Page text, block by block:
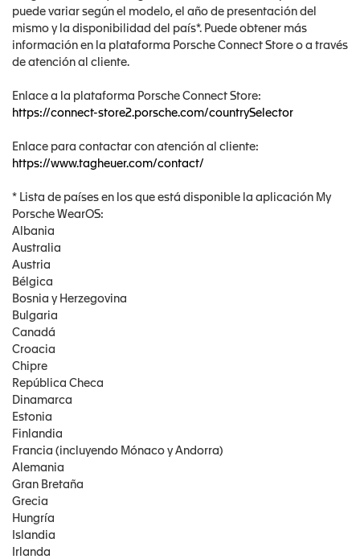
puede variar según el modelo, el año de presentación del
mismo y la disponibilidad del país*. Puede obtener más
información en la plataforma Porsche Connect Store o a través
de atención al cliente.
Enlace a la plataforma Porsche Connect Store:
https://connect-store2.porsche.com/countrySelector
Enlace para contactar con atención al cliente:
https://www.tagheuer.com/contact/
* Lista de países en los que está disponible la aplicación My
Porsche WearOS:
Albania
Australia
Austria
Bélgica
Bosnia y Herzegovina​
Bulgaria
Canadá
Croacia
Chipre
República Checa
Dinamarca
Estonia
Finlandia
Francia (incluyendo Mónaco y Andorra)
Alemania
Gran Bretaña
Grecia
Hungría
Islandia
Irlanda